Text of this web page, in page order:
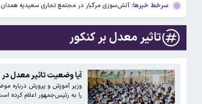
سرخط خبرها: آتش‌سوزی مرگبار در مجتمع تجاری سعیدیه همدان
دانشمندان راز آبشار خونین جنوبگان را کشف کردند
یافته جدید: سرعت گرمایش جهانی در یک دهه
جزئیات جدید افزایش سنوات بازنشستگی/ چه
…
تاثیر معدل بر کنکور
آیا وضعیت تاثیر معدل در
وزیر آموزش‌ و پرورش درباره
را به رئیس‌جمهور اعلام کرده